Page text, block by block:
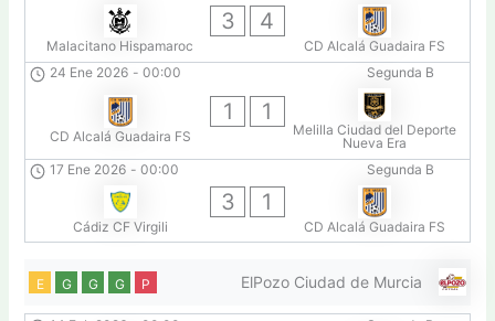
Malacitano Hispamaroc
3 4
CD Alcalá Guadaira FS
Segunda B
24 Ene 2026 - 00:00
CD Alcalá Guadaira FS
1 1
Melilla Ciudad del Deporte
Nueva Era
Segunda B
17 Ene 2026 - 00:00
Cádiz CF Virgili
3 1
CD Alcalá Guadaira FS
ElPozo Ciudad de Murcia
E G G G P